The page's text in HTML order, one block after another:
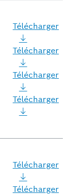
Télécharger
Télécharger
Télécharger
Télécharger
Télécharger
Télécharger